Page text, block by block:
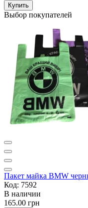
Купить
Выбор покупателей
Пакет майка BMW
Код: 7592
В наличии
165.00 грн